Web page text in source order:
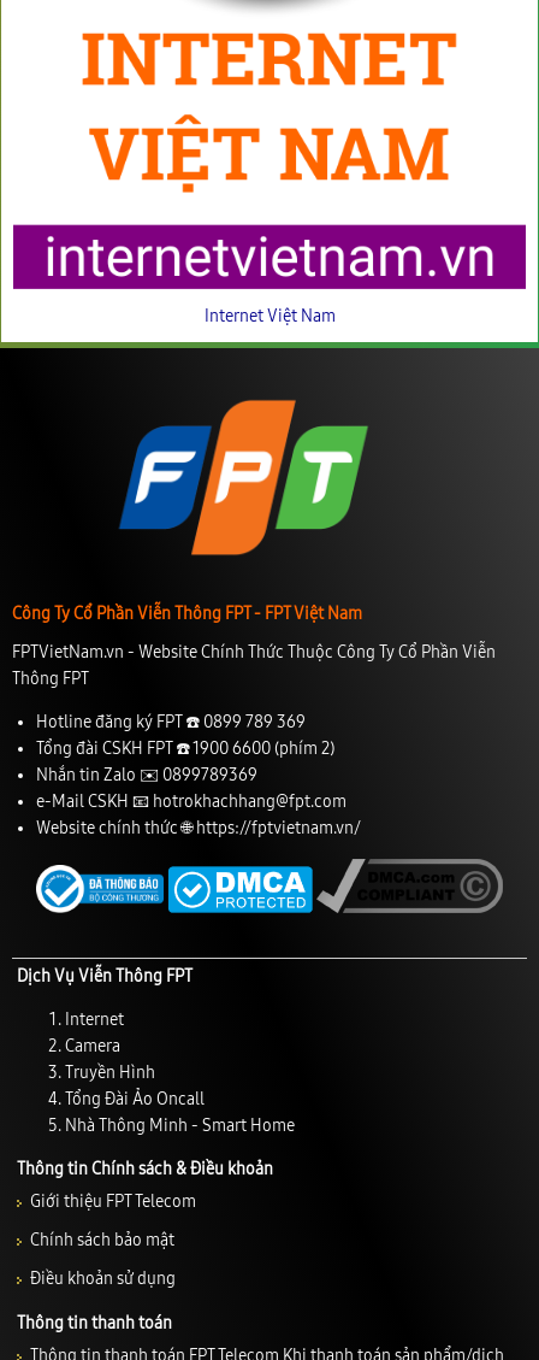
Internet Việt Nam
Công Ty Cổ Phần Viễn Thông FPT - FPT Việt Nam
FPTVietNam.vn - Website Chính Thức Thuộc Công Ty Cổ Phần Viễn
Thông FPT
Hotline đăng ký FPT ☎️ 0899 789 369
Tổng đài CSKH FPT ☎️1900 6600(phím 2)
Nhắn tin Zalo ✉️ 0899789369
e-Mail CSKH 📧 hotrokhachhang@fpt.com
Website chính thức 🌐 https://fptvietnam.vn/
Dịch Vụ Viễn Thông FPT
Internet
Camera
Truyền Hình
Tổng Đài Ảo Oncall
Nhà Thông Minh - Smart Home
Thông tin Chính sách & Điều khoản
Giới thiệu FPT Telecom
Chính sách bảo mật
Điều khoản sử dụng
Thông tin thanh toán
Thông tin thanh toán FPT Telecom Khi thanh toán sản phẩm/dịch